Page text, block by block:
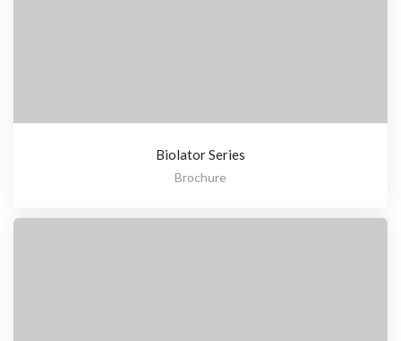
Biolator Series
Brochure